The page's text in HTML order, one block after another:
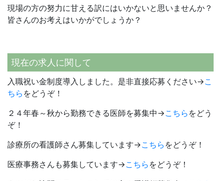
現場の方の努力に甘える訳にはいかないと思いませんか？
皆さんのお考えはいかがでしょうか？
現在の求人に関して
入職祝い金制度導入しました。是非直接応募ください→こ
ちら をどうぞ！
２４年春～秋から勤務できる医師を募集中→こちら をどう
ぞ！
診療所の看護師さん募集しています→こちら をどうぞ！
医療事務さんも募集しています→こちら をどうぞ！